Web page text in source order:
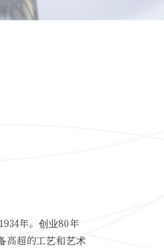
年。创业80年
高超的工艺和艺术